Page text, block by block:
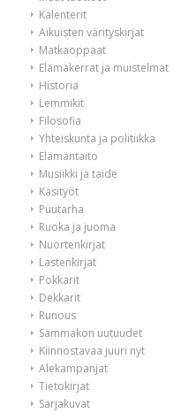
Kalenterit
Aikuisten värityskirjat
Matkaoppaat
Elämäkerrat ja muistelmat
Historia
Lemmikit
Filosofia
Yhteiskunta ja politiikka
Elämäntaito
Musiikki ja taide
Käsityöt
Puutarha
Ruoka ja juoma
Nuortenkirjat
Lastenkirjat
Pokkarit
Dekkarit
Runous
Sammakon uutuudet
Kiinnostavaa juuri nyt
Alekampanjat
Tietokirjat
Sarjakuvat